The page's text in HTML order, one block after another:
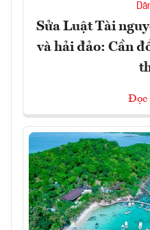
Sửa Luật Tài
và hải đảo: Cần
Đọc